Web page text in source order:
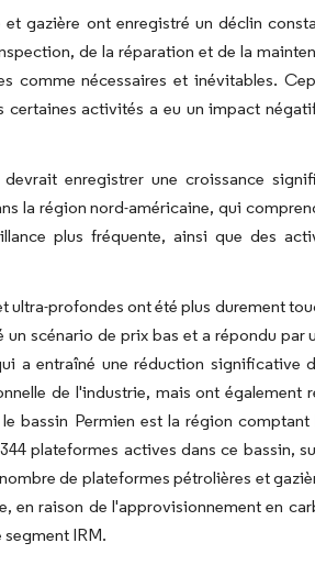
gazière ont enregistré un déclin
de la réparation et de la
comme nécessaires et inévitables.
activités a eu un impact
enregistrer une croissance
la région nord-américaine, qui
plus fréquente, ainsi que des
profondes ont été plus durement
scénario de prix bas et a répondu par
a entraîné une réduction significative
de l'industrie, mais ont
bassin Permien est la région
plateformes actives dans ce bassin,
de plateformes pétrolières et
en raison de l'approvisionnement en
segment IRM.